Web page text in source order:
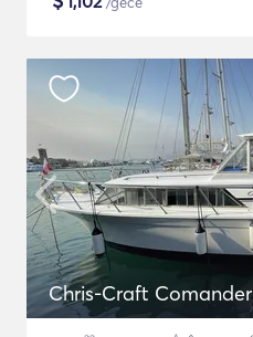
Chris-Craft Comander